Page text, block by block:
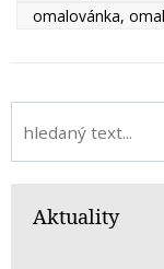
omalovánka,
Aktuality